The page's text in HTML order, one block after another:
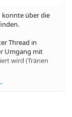
konnte über die
Thread in
Umgang mit
wird (Tränen